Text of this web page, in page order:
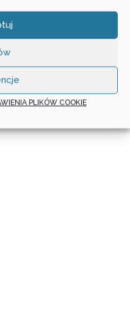
PLIKÓW COOKIE